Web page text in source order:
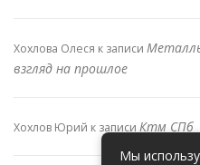
Хохлова Олеся к записи
взгляд на прошлое
Хохлов Юрий к записи Ктм СПб
Мы